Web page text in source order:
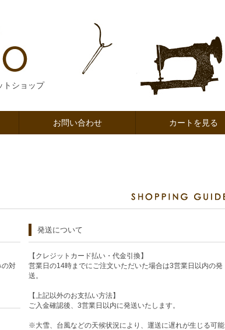
トショップ
お問い合わせ カートを見る
の対
発送について
【クレジットカード払い・代金引換】
営業日の14時までにご注文いただいた場合は3営業日以内の発
送。
【上記以外のお支払い方法】
ご入金確認後、3営業日以内に発送いたします。
※大雪、台風などの天候状況により、運送に遅れが生じる可能